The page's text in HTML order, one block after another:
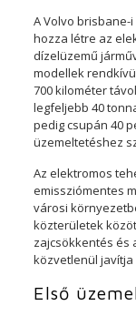
A Volvo
hozza létre az
dízelüzemű
modellek
700 kilométer
legfeljebb 40
pedig csupán 40
üzemeltetéshez
Az elektromos
emissziómentes
városi
közterületek
zajcsökkentés és
közvetlenül
Első